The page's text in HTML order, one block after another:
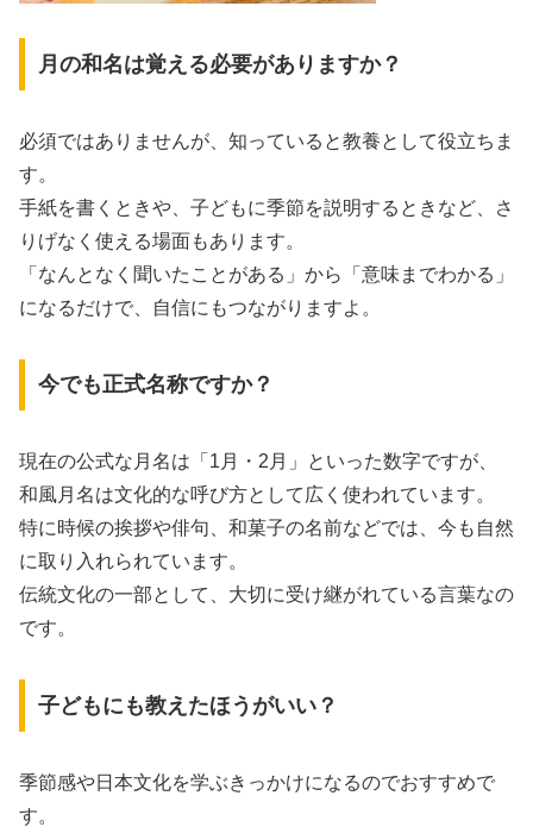
月の和名は覚える必要がありますか？
必須ではありませんが、知っていると教養として役立ちま
す。
手紙を書くときや、子どもに季節を説明するときなど、さ
りげなく使える場面もあります。
「なんとなく聞いたことがある」から「意味までわかる」
になるだけで、自信にもつながりますよ。
今でも正式名称ですか？
現在の公式な月名は「1月・2月」といった数字ですが、
和風月名は文化的な呼び方として広く使われています。
特に時候の挨拶や俳句、和菓子の名前などでは、今も自然
に取り入れられています。
伝統文化の一部として、大切に受け継がれている言葉なの
です。
子どもにも教えたほうがいい？
季節感や日本文化を学ぶきっかけになるのでおすすめで
す。